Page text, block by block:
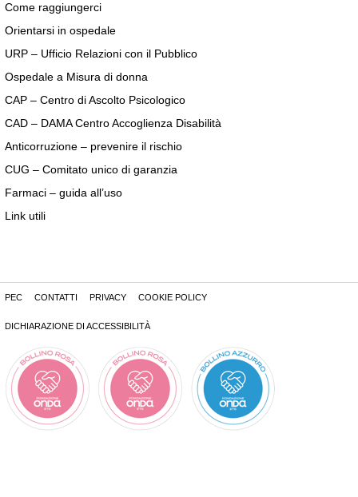
Come raggiungerci
Orientarsi in ospedale
URP – Ufficio Relazioni con il Pubblico
Ospedale a Misura di donna
CAP – Centro di Ascolto Psicologico
CAD – DAMA Centro Accoglienza Disabilità
Anticorruzione – prevenire il rischio
CUG – Comitato unico di garanzia
Farmaci – guida all’uso
Link utili
PEC CONTATTI PRIVACY COOKIE POLICY
DICHIARAZIONE DI ACCESSIBILITÀ